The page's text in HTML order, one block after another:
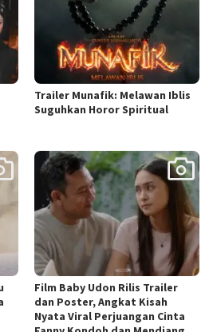
Trailer Munafik: Melawan Iblis
Suguhkan Horor Spiritual
Film Baby Udon Rilis Trailer
dan Poster, Angkat Kisah
Nyata Viral Perjuangan Cinta